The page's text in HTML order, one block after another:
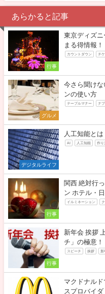
あらかると記事
行事
東京ディズ
まる得情報！
カウントダウン チケ
グルメ
今さら聞け
ンの使い方
テーブルマナー ナ
デジタルライフ
人工知能と
AI 人工知能 作り
行事
関西 絶対行
ン ホテル・
イルミネーション
行事
新年会 挨拶
チ」の極意！
スピーチ 挨拶 新
マクドナル
スプロバイダ